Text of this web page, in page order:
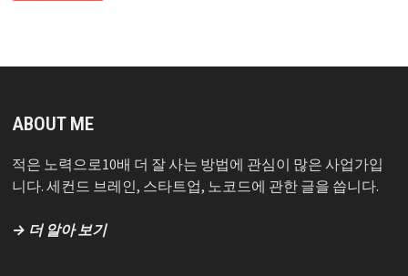
ABOUT ME
적은 노력으로10배 더 잘 사는 방법에 관심이 많은 사업가입
니다. 세컨드 브레인, 스타트업, 노코드에 관한 글을 씁니다.
→ 더 알아 보기